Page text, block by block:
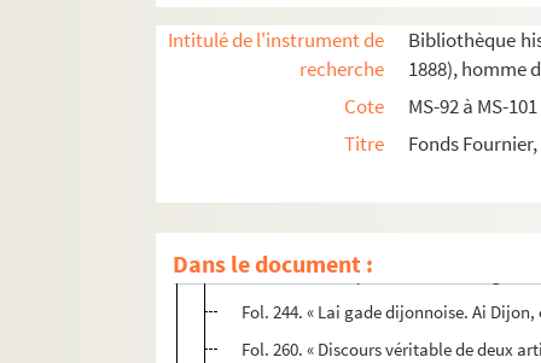
Intitulé de l'instrument de
recherche
Bibliothèque
1888), homme
Cote
MS-92 à MS-
Titre
Fonds
Dans le document :
Fol. 150. « Le miaou ou ... harangue
Fol. 162. « Examen sur l'inconnue et
Fol. 172. « La prognostication ...
de
Fol. 198. « Consolation aux dames sur
Fol. 205. « Le tableau à deux faces de
Fol. 213. « La façon de ... semer la
Fol. 244. « Lai gade dijonnoise. Ai
Fol. 260. « Discours véritable de deux